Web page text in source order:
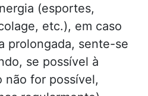
(esportes,
etc.), em caso
prolongada, sente-se
se possível à
não for possível,